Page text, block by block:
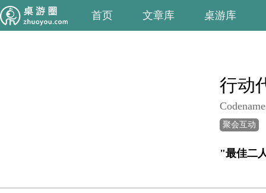
首页 文章库 桌游库
行动
聚会互动
"最佳二